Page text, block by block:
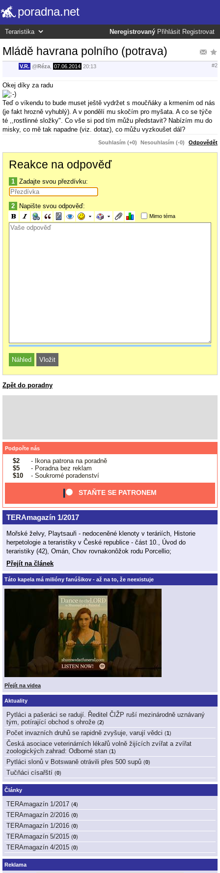
poradna.net
Neregistrovaný Přihlásit Registrovat
Mládě havrana polního (potrava)
V.R. @Réza 07.06.2014 20:13 #2
Okej díky za radu
Teď o víkendu to bude muset ještě vydržet s moučňáky a krmením od nás
(je fakt hrozně vyhublý). A v pondělí mu skočím pro myšata. A co se týče
té ,,rostlinné složky". Co vše si pod tím můžu představit? Nabízím mu do
misky, co mě tak napadne (viz. dotaz), co můžu vyzkoušet dál?
Souhlasím (+0) Nesouhlasím (-0) Odpovědět
Reakce na odpověď
1 Zadajte svou přezdívku:
2 Napište svou odpověď:
Mimo téma
Zpět do poradny
Podpořte nás
$2
- Ikona patrona na poradně
$5
- Poradna bez reklam
$10
- Soukromé poradenství
STAŇTE SE PATRONEM
TERAmagazín 1/2017
Mořské želvy, Playtsauři - nedoceněné klenoty v teráriích, Historie
herpetologie a teraristiky v České republice - část 10., Úvod do
teraristiky (42), Omán, Chov rovnakonôžok rodu Porcellio;
Přejít na článek
Táto kapela má milióny fanúšikov - až na to, že neexistuje
Přejít na videa
Aktuality
Pytláci a pašeráci se radují. Ředitel ČIŽP ruší mezinárodně uznávaný
tým, potírající obchod s ohrože (2)
Počet invazních druhů se rapidně zvyšuje, varují vědci (1 )
Česká asociace veterinárních lékařů volně žijících zvířat a zvířat
zoologických zahrad: Odborné stan (1 )
Pytláci slonů v Botswaně otrávili přes 500 supů (0)
Tučňáci císařští (0)
Články
TERAmagazín 1/2017 (4)
TERAmagazín 2/2016 (0)
TERAmagazín 1/2016 (0)
TERAmagazín 5/2015 (0)
TERAmagazín 4/2015 (0)
Reklama